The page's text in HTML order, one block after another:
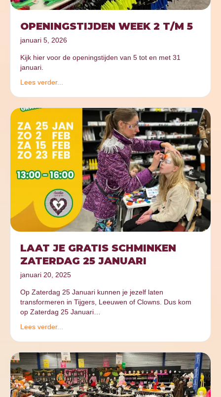
OPENINGSTIJDEN WEEK 2 T/M 5
januari 5, 2026
Kijk hier voor de openingstijden van 5 tot en met 31
januari.
Lees verder...
LAAT JE GRATIS SCHMINKEN
ZATERDAG 25 JANUARI
januari 20, 2025
Op Zaterdag 25 Januari kunnen je jezelf laten
transformeren in Tijgers, Leeuwen of Clowns. Dus kom
op Zaterdag 25 Januari…
Lees verder...